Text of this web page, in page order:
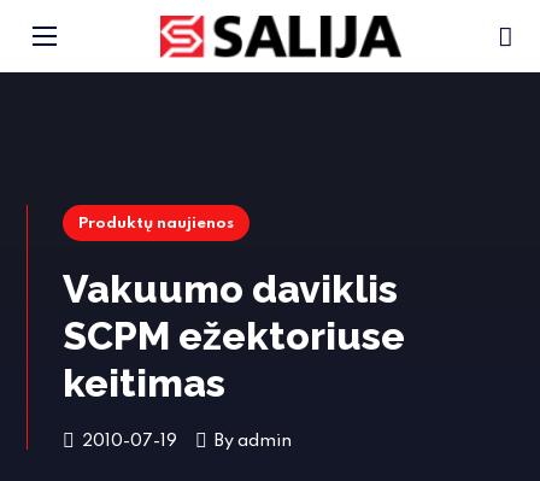
Produktų naujienos
Vakuumo daviklis
SCPM ežektoriuse
keitimas
2010-07-19 Byadmin